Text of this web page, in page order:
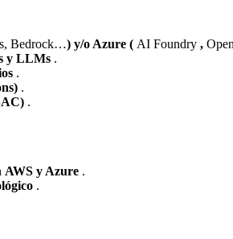
Bedrock…) y/o Azure ( AI Foundry ,
y LLMs .
.
.
.
AWS y Azure .
.